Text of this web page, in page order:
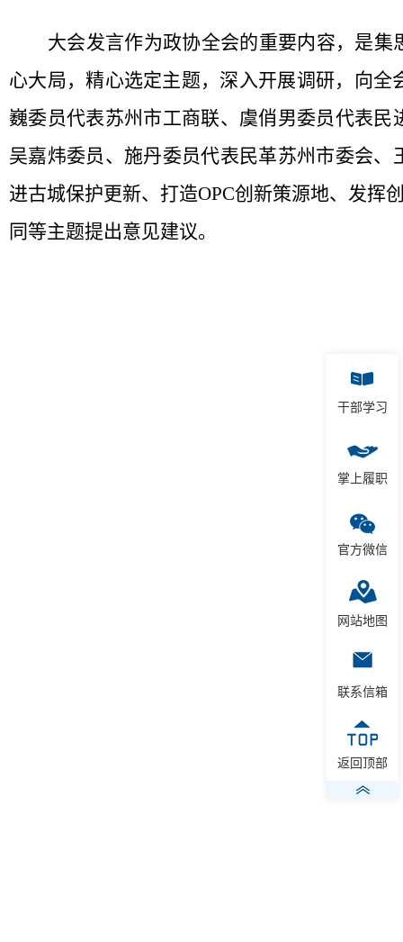
大会发言作为政协全会的重要内容，是
心大局，精心选定主题，深入开展调研，向全
巍委员代表苏州市工商联、虞俏男委员代表
吴嘉炜委员、施丹委员代表民革苏州市委会
进古城保护更新、打造OPC创新策源地、发挥
同等主题提出意见建议。
干部学习
掌上履职
官方微信
网站地图
联系信箱
返回顶部